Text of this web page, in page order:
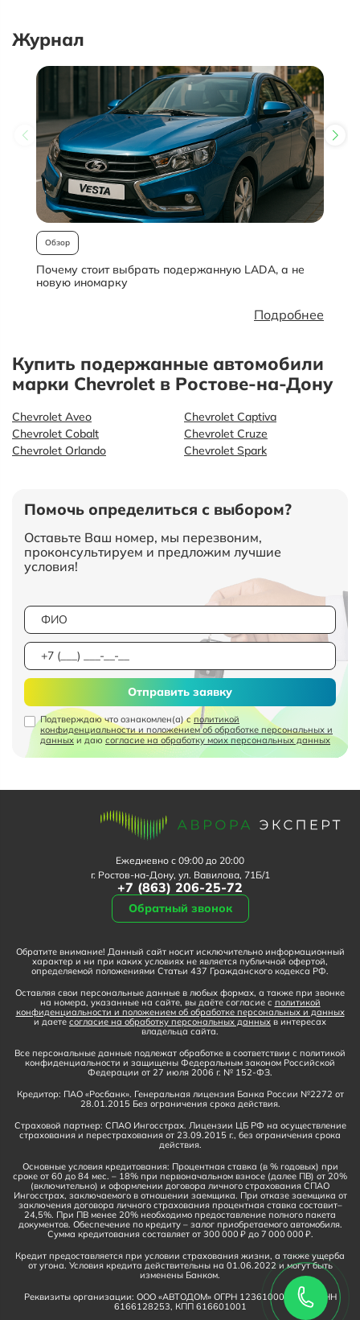
Журнал
Обзор
Почему стоит выбрать подержанную LADA, а не
новую иномарку
Подробнее
Купить подержанные автомобили
марки Chevrolet в Ростове-на-Дону
Chevrolet Aveo
Chevrolet Captiva
Chevrolet Cobalt
Chevrolet Cruze
Chevrolet Orlando
Chevrolet Spark
Помочь определиться с выбором?
Оставьте Ваш номер, мы перезвоним,
проконсультируем и предложим лучшие
условия!
Подтверждаю что ознакомлен(а) сполитикой
конфиденциальности и положением об обработке персональных и
данных и даю согласие на обработку моих персональных данных
Отправить заявку
Ежедневно с 09:00 до 20:00
г. Ростов-на-Дону, ул. Вавилова, 71Б/1
+7 (863) 206-25-72
Обратный звонок
Обратите внимание! Данный сайт носит исключительно информационный
характер и ни при каких условиях не является публичной офертой,
определяемой положениями Статьи 437 Гражданского кодекса РФ.
Оставляя свои персональные данные в любых формах, а также при звонке
на номера, указанные на сайте, вы даёте согласие с политикой
конфиденциальности и положением об обработке персональных и данных
и даете согласие на обработку персональных данных в интересах
владельца сайта.
Все персональные данные подлежат обработке в соответствии с политикой
конфиденциальности и защищены Федеральным законом Российской
Федерации от 27 июля 2006 г. № 152-ФЗ.
Кредитор: ПАО «Росбанк». Генеральная лицензия Банка России №2272 от
28.01.2015 Без ограничения срока действия.
Страховой партнер: СПАО Ингосстрах. Лицензии ЦБ РФ на осуществление
страхования и перестрахования от 23.09.2015 г., без ограничения срока
действия.
Основные условия кредитования: Процентная ставка (в % годовых) при
сроке от 60 до 84 мес. – 18% при первоначальном взносе (далее ПВ) от 20%
(включительно) и оформлении договора личного страхования СПАО
Ингосстрах, заключаемого в отношении заемщика. При отказе заемщика от
заключения договора личного страхования процентная ставка составит–
24,5%. При ПВ менее 20% необходимо предоставление полного пакета
документов. Обеспечение по кредиту – залог приобретаемого автомобиля.
Сумма кредитования составляет от 300 000 ₽ до 7 000 000 ₽.
Кредит предоставляется при условии страхования жизни, а также ущерба
от угона. Условия кредита действительны на 01.06.2022 и могут быть
изменены Банком.
Реквизиты организации: ООО «АВТОДОМ» ОГРН 1236100016910, ИНН
6166128253, КПП 616601001